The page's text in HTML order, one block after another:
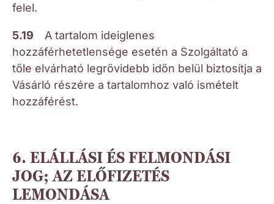
felel.
5.19 A tartalom ideiglenes
hozzáférhetetlensége esetén a Szolgáltató a
tőle elvárható legrövidebb időn belül biztosítja a
Vásárló részére a tartalomhoz való ismételt
hozzáférést.
6. ELÁLLÁSI ÉS FELMONDÁSI
JOG; AZ ELŐFIZETÉS
LEMONDÁSA